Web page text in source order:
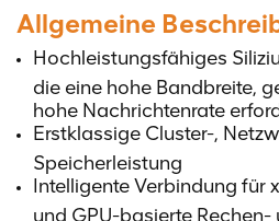
Allgemeine
Hochleistungsfähiges
die eine hohe Bandbreite,
hohe Nachrichtenrate
Erstklassige Cluster-,
Speicherleistung
Intelligente Verbindung für
und GPU-basierte Rechen-